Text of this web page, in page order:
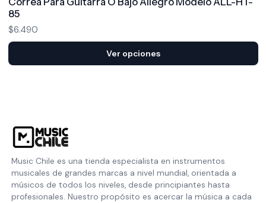
85
$6.490
Ver opciones
Music Chile es una tienda especialista en instrumentos
musicales de grandes marcas a nivel mundial, orientada a
músicos de todos los niveles, desde principiantes hasta
profesionales. Nuestro propósito es acercar la música a cada